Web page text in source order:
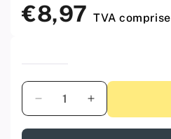
Prix
standard
€8,97 TVA comprise
Quantité
Diminuer
la
Augmenter
la